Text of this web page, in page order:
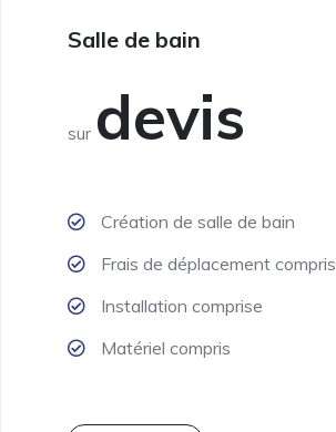
Salle de bain
sur devis
Création de salle de bain
Frais de déplacement compris
Installation comprise
Matériel compris